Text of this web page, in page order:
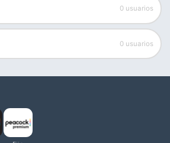
0 usuarios
0 usuarios